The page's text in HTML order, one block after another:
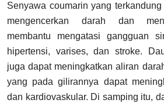
Senyawa coumarin yang
mengencerkan darah dan
membantu mengatasi gangguan
hipertensi, varises, dan stroke.
juga dapat meningkatkan aliran
yang pada gilirannya dapat
dan kardiovaskular. Di samping itu,